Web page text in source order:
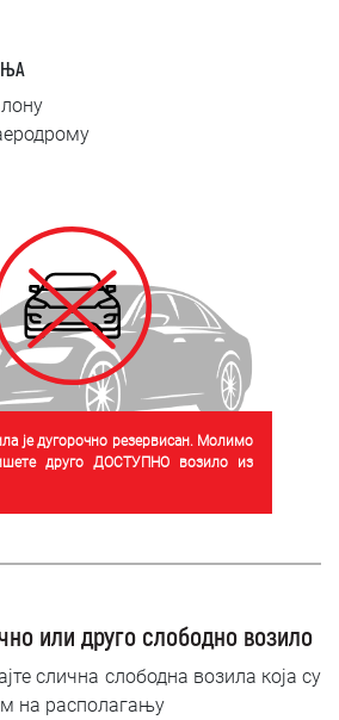
је дугорочно резервисан. Молимо
друго ДОСТУПНО возило из
или друго слободно возило
слична слободна возила која су
на располагању